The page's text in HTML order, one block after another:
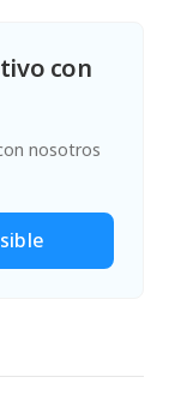
con
nosotros